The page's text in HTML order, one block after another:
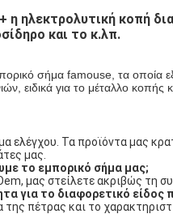
ηλεκτρολυτική κοπή
και το κ.λπ.
σήμα famouse, τα οποία
ειδικά για το μέταλλο κοπής
ελέγχου. Τα προϊόντα μας
μας.
το εμπορικό σήμα μας;
μας στείλετε ακριβώς τη
για το διαφορετικό είδος
πέτρας και το